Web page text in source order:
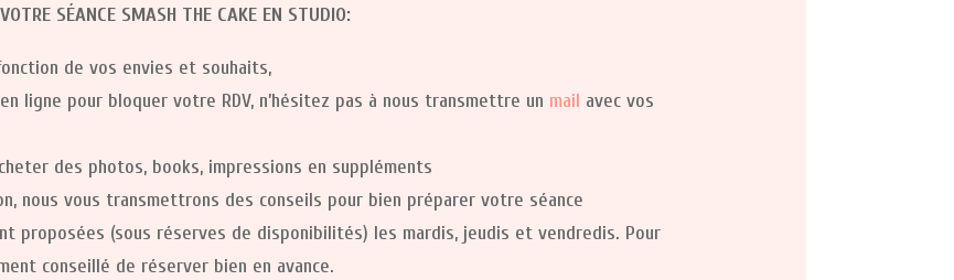
SÉANCE SMASH THE CAKE EN STUDIO:
de vos envies et souhaits,
ligne pour bloquer votre RDV, n’hésitez pas à nous transmettre un mail avec vos
des photos, books, impressions en suppléments
nous vous transmettrons des conseils pour bien préparer votre séance
proposées (sous réserves de disponibilités) les mardis, jeudis et vendredis. Pour
conseillé de réserver bien en avance.